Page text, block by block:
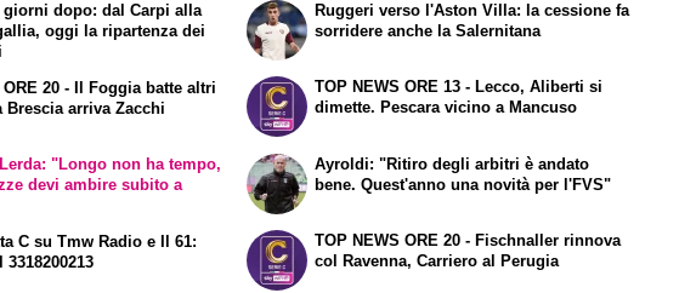
giorni dopo: dal Carpi alla
oggi la ripartenza dei
ORE 20 - Il Foggia batte altri
Brescia arriva Zacchi
Ruggeri verso l'Aston Villa: la cessione fa
sorridere anche la Salernitana
TOP NEWS ORE 13 - Lecco, Aliberti si
dimette. Pescara vicino a Mancuso
Lerda: "Longo non ha tempo,
devi ambire subito a
C su Tmw Radio e Il 61:
Ayroldi: "Ritiro degli arbitri è andato
bene. Quest'anno una novità per l'FVS"
TOP NEWS ORE 20 - Fischnaller rinnova
col Ravenna, Carriero al Perugia